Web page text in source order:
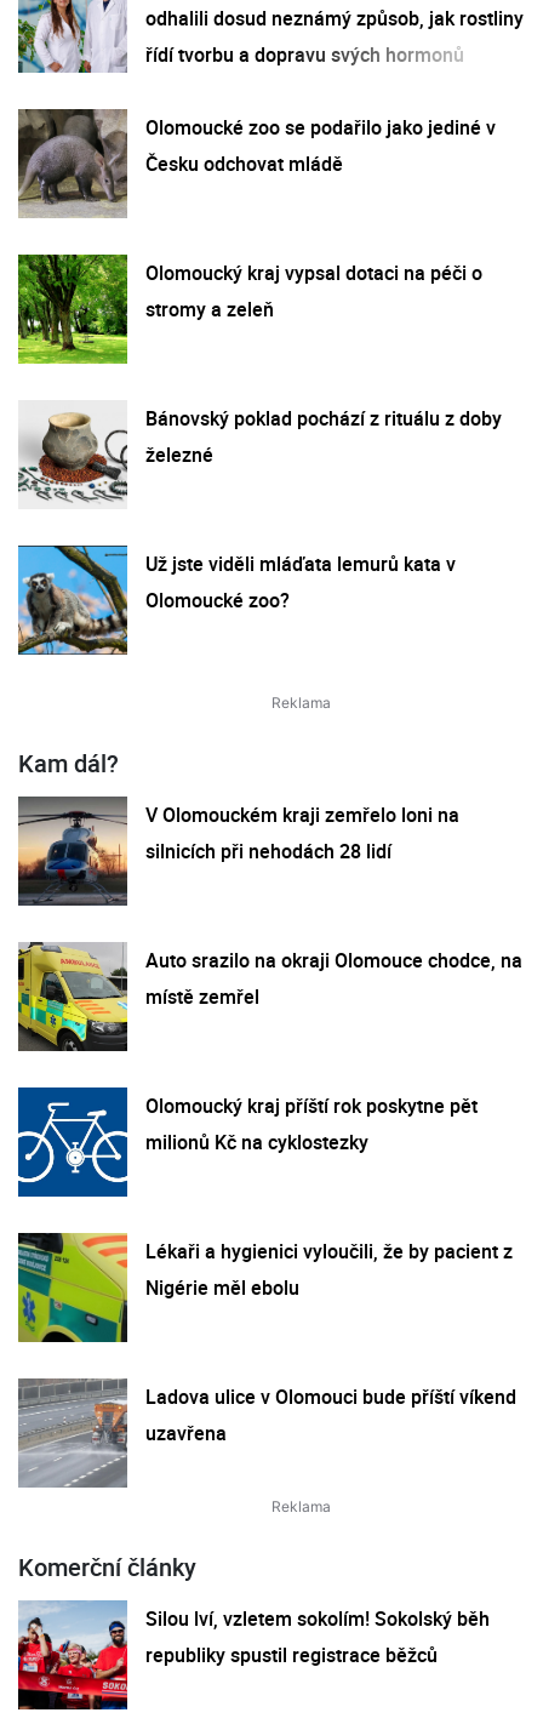
odhalili dosud neznámý způsob, jak rostliny
řídí tvorbu a dopravu svých hormonů
Olomoucké zoo se podařilo jako jediné v
Česku odchovat mládě
Olomoucký kraj vypsal dotaci na péči o
stromy a zeleň
Bánovský poklad pochází z rituálu z doby
železné
Už jste viděli mláďata lemurů kata v
Olomoucké zoo?
Kam dál?
V Olomouckém kraji zemřelo loni na
silnicích při nehodách 28 lidí
Auto srazilo na okraji Olomouce chodce, na
místě zemřel
Olomoucký kraj příští rok poskytne pět
milionů Kč na cyklostezky
Lékaři a hygienici vyloučili, že by pacient z
Nigérie měl ebolu
Ladova ulice v Olomouci bude příští víkend
uzavřena
Komerční články
Silou lví, vzletem sokolím! Sokolský běh
republiky spustil registrace běžců